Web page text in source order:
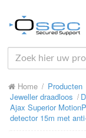
HOME
OVER ONS
NIEUWS
Home Producten
Jeweller draadloos
Ajax Superior
detector 15m met